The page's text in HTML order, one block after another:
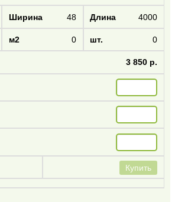
48 4000
0 0
3 850 р.
Купить